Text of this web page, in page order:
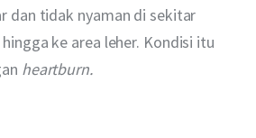
dan tidak nyaman di sekitar
ke area leher. Kondisi itu
heartburn.